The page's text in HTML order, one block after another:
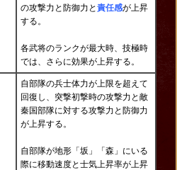
の攻撃力と防御力と責任感が上昇
する。
各武将のランクが最大時、技極時
では、さらに効果が上昇する。
自部隊の兵士体力が上限を超えて
回復し、突撃初撃時の攻撃力と敵
秦国部隊に対する攻撃力と防御力
が上昇する。
自部隊が地形「坂」「森」にいる
際に移動速度と士気上昇率が上昇